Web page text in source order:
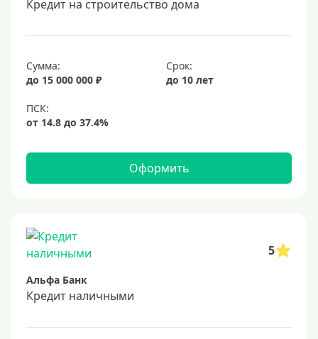
20 лет
25 лет
30 лет
Месяц
2 месяца
3 месяца
6 месяцев
Ставка
4%
6%
Кредит на строительство дома
Сумма:
до 15 000 000 ₽
Срок:
до 10 лет
Оформить
5
Альфа Банк
Кредит наличными